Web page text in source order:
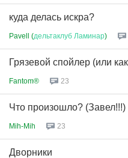
куда делась искра?
Pavell (дельтаклуб Ламинар)
Грязевой спойлер (или
Fantom® 23
Что произошло? (Завел!!!)
Mih-Mih 23
Дворники